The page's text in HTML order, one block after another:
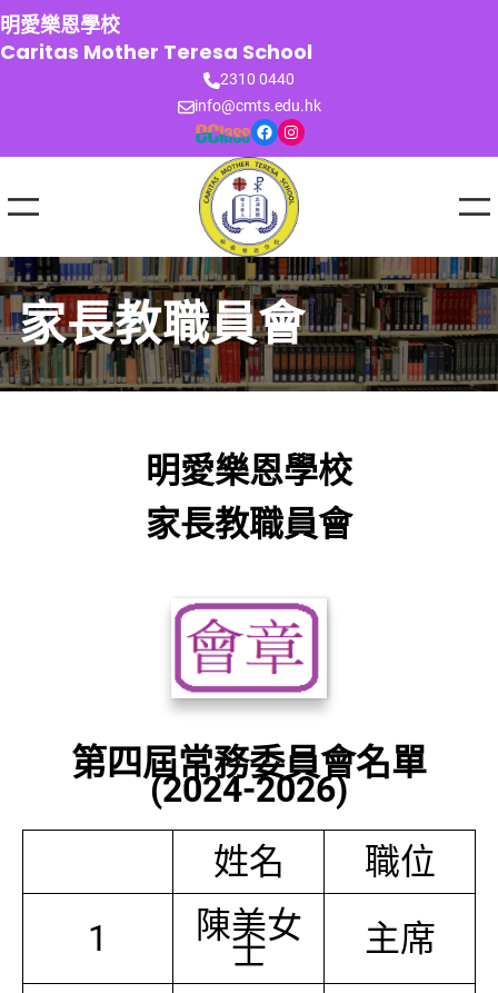
跳
至
主
明愛樂恩學校
Caritas Mother Teresa School
2310 0440
info@cmts.edu.hk
Facebook Instagram
家長教職員會
明愛樂恩學校
家長教職員會
第四屆常務委員會名單
(2024-2026)
姓名
職位
1
陳美女
士 主席